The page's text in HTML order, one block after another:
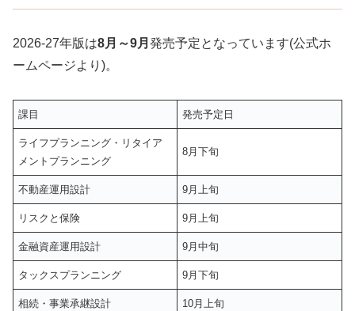
2026-27年版は8月～9月 発売予定となっています(公式ホ
ームページより)。
課目 発売予定日
ライフプランニング・リタイア
メントプランニング
8月下旬
不動産運用設計 9月上旬
リスクと保険 9月上旬
金融資産運用設計 9月中旬
タックスプランニング 9月下旬
相続・事業承継設計 10月上旬